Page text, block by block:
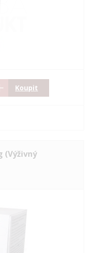
Koupit
(Výživný